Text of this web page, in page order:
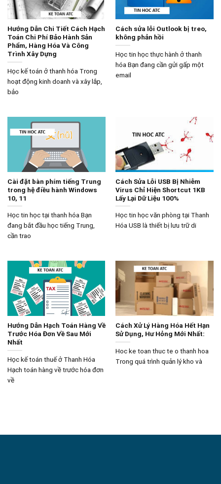
Hướng Dẫn Chi Tiết Cách Hạch
Toán Chi Phí Bảo Hành Sản
Phẩm, Hàng Hóa Và Công
Trình Xây Dựng
Học kế toán ở thanh hóa Trong
hoạt động kinh doanh và xây lắp,
bảo
Cách sửa lỗi Outlook bị treo,
không phản hồi
Học tin học thực hành ở thanh
hóa Bạn đang cần gửi gấp một
email
Cài đặt bàn phím tiếng Trung
trong hệ điều hành Windows
10, 11
Học tin học tại thanh hóa Bạn
đang bắt đầu học tiếng Trung,
cần trao
Cách Sửa Lỗi USB Bị Nhiễm
Virus Chỉ Hiện Shortcut 1KB
Lấy Lại Dữ Liệu 100%
Học tin học văn phòng tại Thanh
Hóa USB là thiết bị lưu trữ di
Hướng Dẫn Hạch Toán Hàng Về
Trước Hóa Đơn Về Sau Mới
Nhất
Học kế toán thuế ở Thanh Hóa
Hạch toán hàng về trước hóa đơn
về
Cách Xử Lý Hàng Hóa Hết Hạn
Sử Dụng, Hư Hỏng Mới Nhất:
Hoc ke toan thuc te o thanh hoa
Trong quá trình quản lý kho và